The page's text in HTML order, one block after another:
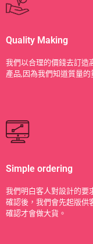
Quality Making
我們以合理的價錢去訂造
產品,因為我們知道質量的
Simple ordering
我們明白客人對設計的要
確認後，我們會先起版供
確認才會做大貨。